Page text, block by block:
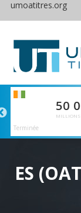
umoatitres.org
50
MILLIONS
Terminée
ES